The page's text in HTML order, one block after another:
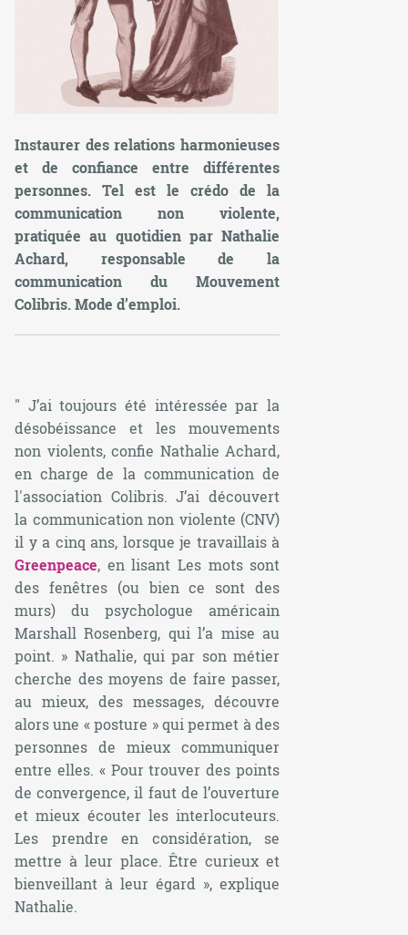
Instaurer des relations harmonieuses
et de confiance entre différentes
personnes. Tel est le crédo de la
communication non violente,
pratiquée au quotidien par Nathalie
Achard, responsable de la
communication du Mouvement
Colibris. Mode d’emploi.
" J’ai toujours été intéressée par la
désobéissance et les mouvements
non violents, confie Nathalie Achard,
en charge de la communication de
l'association Colibris. J’ai découvert
la communication non violente (CNV)
il y a cinq ans, lorsque je travaillais à
Greenpeace, en lisant Les mots sont
des fenêtres (ou bien ce sont des
murs) du psychologue américain
Marshall Rosenberg, qui l’a mise au
point. » Nathalie, qui par son métier
cherche des moyens de faire passer,
au mieux, des messages, découvre
alors une « posture » qui permet à des
personnes de mieux communiquer
entre elles. « Pour trouver des points
de convergence, il faut de l’ouverture
et mieux écouter les interlocuteurs.
Les prendre en considération, se
mettre à leur place. Être curieux et
bienveillant à leur égard », explique
Nathalie.